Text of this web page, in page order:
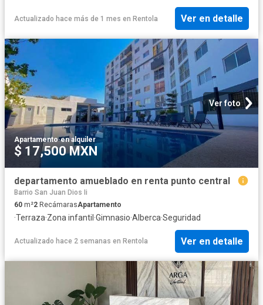
Actualizado hace más de 1 mes en Rentola Ver en detalle
Ver foto
Apartamento·en alquiler
$ 17,500 MXN
departamento amueblado en renta punto central
Barrio San Juan Dios Ii
60 m²2 RecámarasApartamento
·Terraza·Zona infantil·Gimnasio·Alberca·Seguridad
Actualizado hace 2 semanas en Rentola Ver en detalle